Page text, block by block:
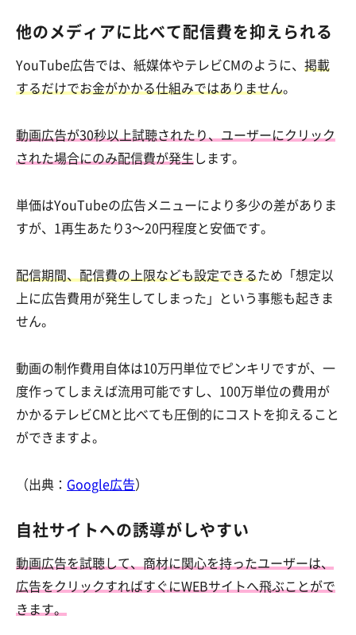
他のメディアに比べて配信費を抑えられる
YouTube広告では、紙媒体やテレビCMのように、 掲載
するだけでお金がかかる仕組みではありません。
動画広告が30秒以上試聴されたり、ユーザーにクリック
された場合にのみ配信費が発生 します。
単価はYouTubeの広告メニューにより多少の差がありま
すが、1再生あたり3〜20円程度と安価です。
配信期間、配信費の上限なども設定できるため「想定以
上に広告費用が発生してしまった」という事態も起きま
せん。
動画の制作費用自体は10万円単位でピンキリですが、一
度作ってしまえば流用可能ですし、100万単位の費用が
かかるテレビCMと比べても圧倒的にコストを抑えること
ができますよ。
（出典： Google広告）
自社サイトへの誘導がしやすい
動画広告を試聴して、商材に関心を持ったユーザーは、
広告をクリックすればすぐにWEBサイトへ飛ぶことがで
きます。